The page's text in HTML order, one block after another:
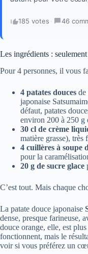
185 votes · 46
Les ingrédients :
Pour 4 personnes, il vous
4 patates douces de
japonaise
défaut, patates
environ 200 à 250 g
30 cl de crème
matière grasse), très
4 cuillères à soupe
pour la
20 g de sucre glace
C’est tout. Mais chaque
La patate douce japonaise
dense, presque farineuse,
douce orange, elle, est
fonctionnent, mais le
voir si vous préférez un